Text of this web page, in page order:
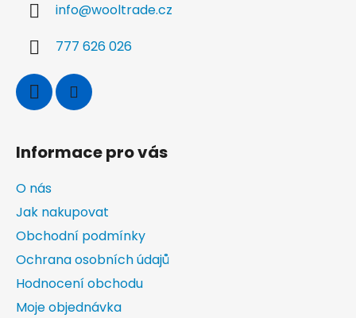
info@wooltrade.cz
777 626 026
Informace pro vás
O nás
Jak nakupovat
Obchodní podmínky
Ochrana osobních údajů
Hodnocení obchodu
Moje objednávka